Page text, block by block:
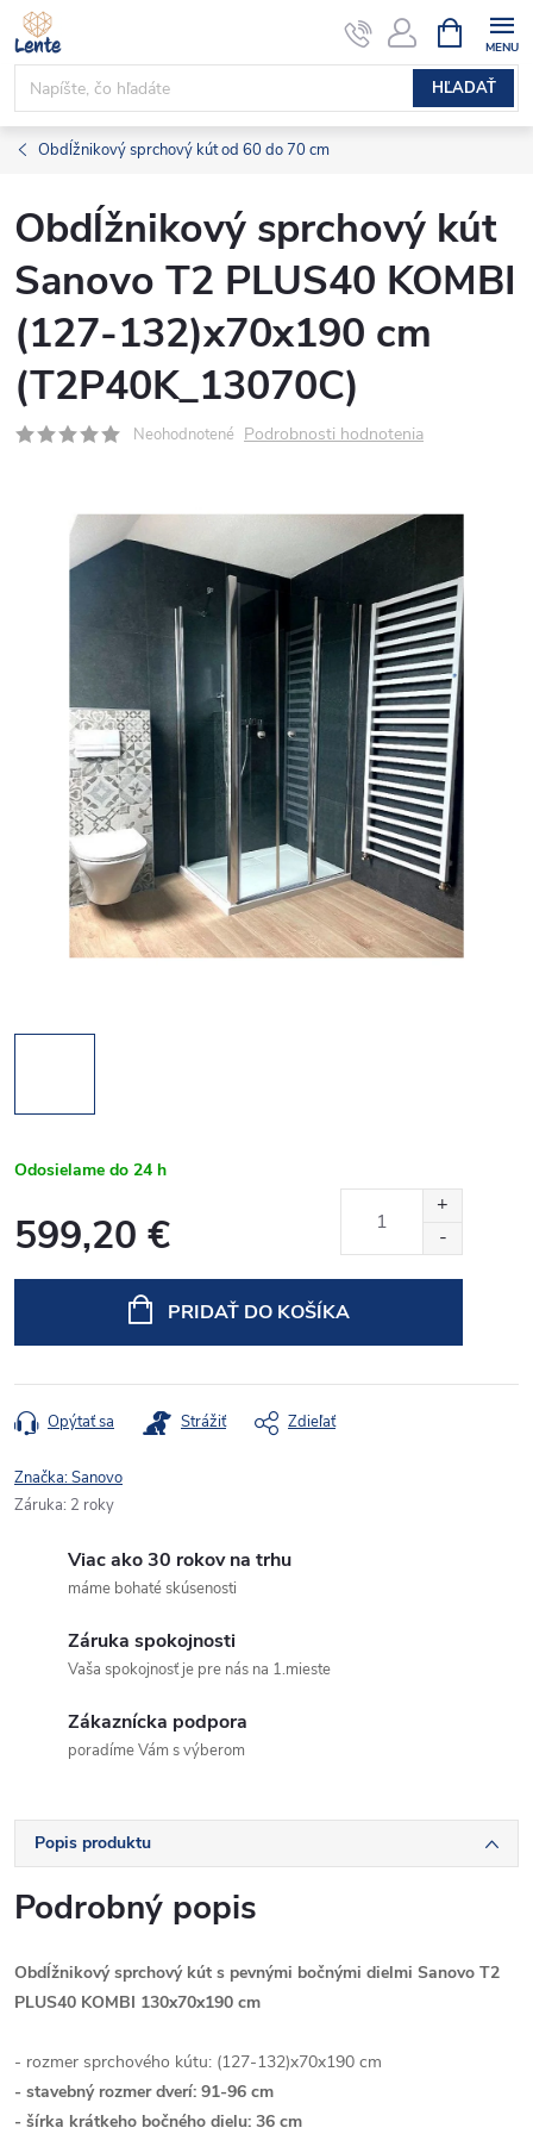
Prejsť
na
obsah
HĽADAŤ
KOŠÍK
Obdĺžnikový sprchový kút od 60 do 70 cm
Obdĺžnikový sprchový kút
Sanovo T2 PLUS40 KOMBI
(127-132)x70x190 cm
(T2P40K_13070C)
Neohodnotené Podrobnosti hodnotenia
Odosielame do 24 h
599,20 €
PRIDAŤ DO KOŠÍKA
Opýtať sa Strážiť Zdieľať
Značka:Sanovo
Záruka: 2 roky
Viac ako 30 rokov na trhu
máme bohaté skúsenosti
Záruka spokojnosti
Vaša spokojnosť je pre nás na 1.mieste
Zákaznícka podpora
poradíme Vám s výberom
Popis produktu
Podrobný popis
Obdĺžnikový sprchový kút s pevnými bočnými dielmi Sanovo T2
PLUS40 KOMBI 130x70x190 cm
- rozmer sprchového kútu: (127-132)x70x190 cm
- stavebný rozmer dverí: 91-96 cm
- šírka krátkeho bočného dielu: 36 cm